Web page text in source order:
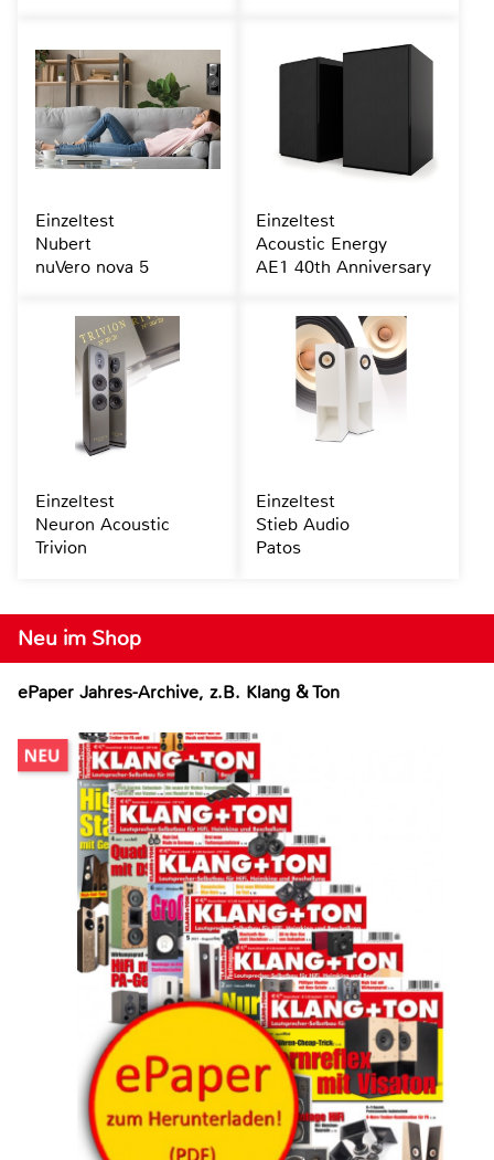
Neu im Shop
ePaper Jahres-Archive, z.B. Klang & Ton
Einzeltest
Nubert
nuVero nova 5
Einzeltest
Acoustic Energy
AE1 40th Anniversary
Einzeltest
Neuron Acoustic
Trivion
Einzeltest
Stieb Audio
Patos